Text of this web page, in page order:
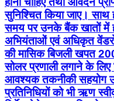
आवश्यक तकनीकी सहयोग
प्रतिनिधियों को भी ऋण
निर्देश देते हुए कहा कि
का शीघ्र अनुमोदन किया
सोलर संयंत्र स्थापित हो
कंपनियों के प्रतिनिधियों से
लागत संबंधी जानकारी